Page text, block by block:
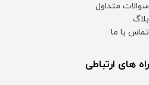
سوالات متداول
بلاگ
تماس با ما
راه های ارتباطی